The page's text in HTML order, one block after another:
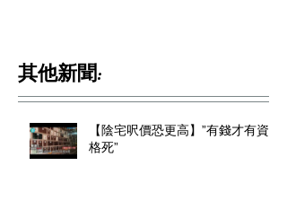
其他新聞:
【陰宅呎價恐更高】”有錢才有資
格死”